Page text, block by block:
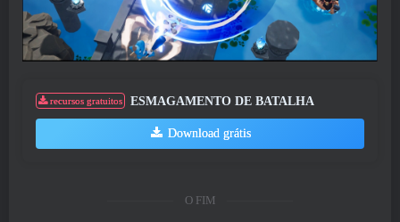
recursos gratuitos ESMAGAMENTO DE BATALHA
Download grátis
O FIM